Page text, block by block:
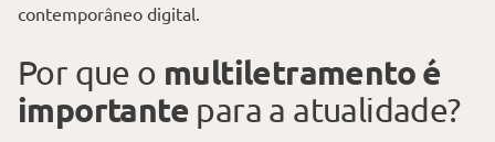
contemporâneo digital.
Por que o multiletramento é
importante para a atualidade?